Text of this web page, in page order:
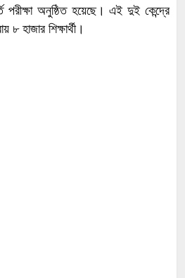
পরীক্ষা অনুষ্ঠিত হয়েছে। এই দুই কেন্দ্রে
৮ হাজার শিক্ষার্থী।